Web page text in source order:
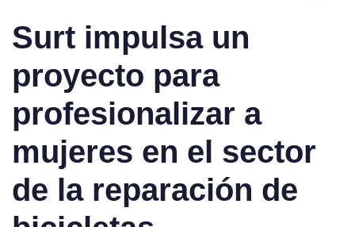
Surt impulsa un
proyecto para
profesionalizar a
mujeres en el sector
de la reparación de